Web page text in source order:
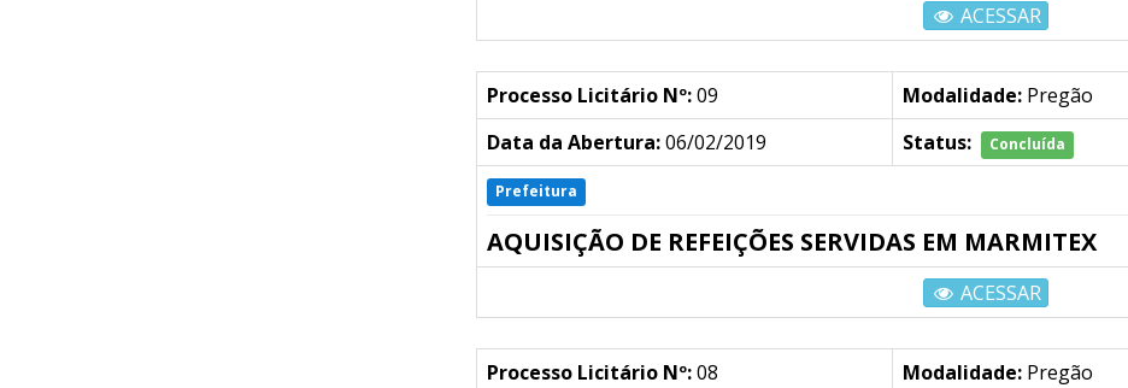
ACESSAR
Processo Licitário Nº:09 Modalidade:Pregão
Data da Abertura:06/02/2019 Status: Concluída
Prefeitura
AQUISIÇÃO DE REFEIÇÕES SERVIDAS EM MARMITEX
ACESSAR
Processo Licitário Nº:08 Modalidade:Pregão